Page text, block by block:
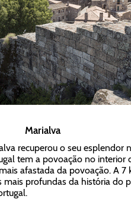
Marialva
recuperou o seu esplendor
tem a povoação no interior
afastada da povoação. A 7
profundas da história do